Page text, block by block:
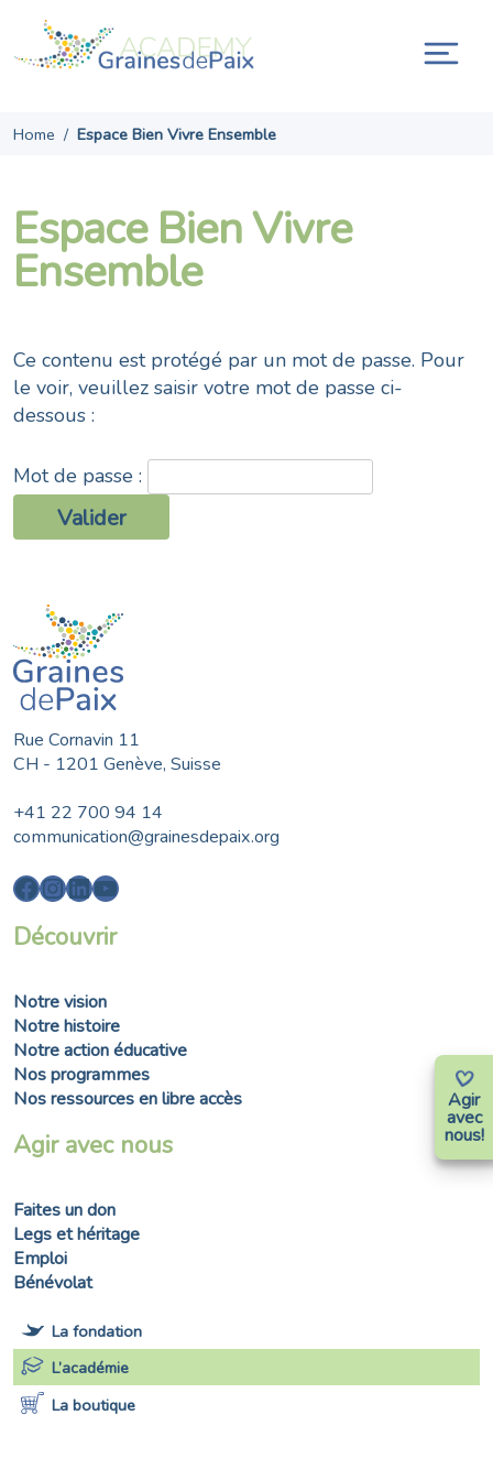
content
Agir
avec
nous!
Home / Espace Bien Vivre Ensemble
Espace Bien Vivre
Ensemble
Ce contenu est protégé par un mot de passe. Pour
le voir, veuillez saisir votre mot de passe ci-
dessous :
Mot de passe :
Rue Cornavin 11
CH - 1201 Genève, Suisse
+41 22 700 94 14
communication@grainesdepaix.org
Facebook
Instagram
LinkedIn
YouTube
Découvrir
Notre vision
Notre histoire
Notre action éducative
Nos programmes
Nos ressources en libre accès
Agir avec nous
Faites un don
Legs et héritage
Emploi
Bénévolat
La fondation
L’académie
La boutique